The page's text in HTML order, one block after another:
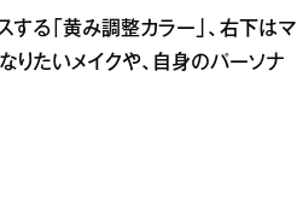
する「黄み調整カラー」、右下はマ
りたいメイクや、自身のパーソナ